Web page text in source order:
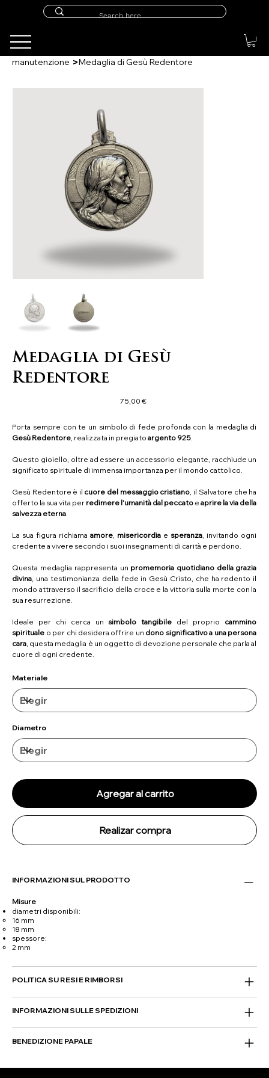
manutenzione >Medaglia di Gesù Redentore
Medaglia di Gesù
Redentore
Precio
75,00 €
Porta sempre con te un simbolo di fede profonda con la medaglia di
Gesù Redentore, realizzata in pregiatoargento 925.
Questo gioiello, oltre ad essere un accessorio elegante, racchiude un
significato spirituale di immensa importanza per il mondo cattolico.
Gesù Redentore è il cuore del messaggio cristiano, il Salvatore che ha
offerto la sua vita per redimere l’umanità dal peccato eaprire la via della
salvezza eterna.
La sua figura richiamaamore, misericordia e speranza, invitando ogni
credente a vivere secondo i suoi insegnamenti di carità e perdono.
Questa medaglia rappresenta un promemoria quotidiano della grazia
divina, una testimonianza della fede in Gesù Cristo, che ha redento il
mondo attraverso il sacrificio della croce e la vittoria sulla morte con la
sua resurrezione.
Ideale per chi cerca un simbolo tangibile del proprio cammino
spirituale o per chi desidera offrire un dono significativo a una persona
cara, questa medaglia è un oggetto di devozione personale che parla al
cuore di ogni credente.
Materiale
Diametro
Agregar al carrito
Realizar compra
INFORMAZIONI SUL PRODOTTO
Misure
diametri disponibili:
16 mm
18 mm
spessore:
2 mm
POLITICA SU RESI E RIMBORSI
INFORMAZIONI SULLE SPEDIZIONI
BENEDIZIONE PAPALE